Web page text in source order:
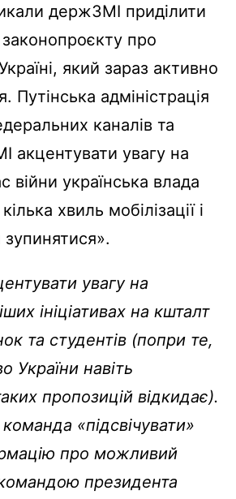
держЗМІ приділити
про
який зараз активно
Путінська адміністрація
каналів та
акцентувати увагу на
війни українська влада
хвиль мобілізації і
увагу на
ініціативах на кшталт
та студентів (попри те,
України навіть
пропозицій відкидає).
«підсвічувати»
про можливий
президента